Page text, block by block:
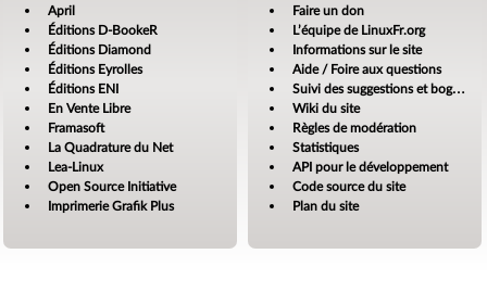
April
Éditions D-BookeR
Éditions Diamond
Éditions Eyrolles
Éditions ENI
En Vente Libre
Framasoft
La Quadrature du Net
Lea-Linux
Open Source Initiative
Imprimerie Grafik Plus
Faire un don
L’équipe de LinuxFr.org
Informations sur le site
Aide / Foire aux questions
Suivi des suggestions et bogues
Wiki du site
Règles de modération
Statistiques
API pour le développement
Code source du site
Plan du site